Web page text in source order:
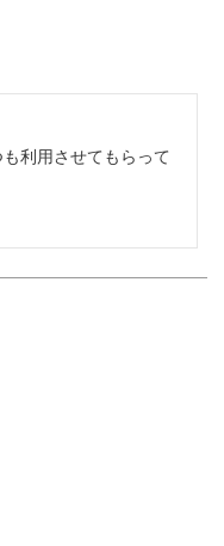
利用させてもらって